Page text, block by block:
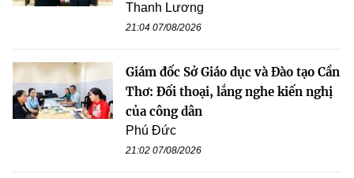
Thanh Lương
21:04 07/08/2026
Giám đốc Sở Giáo dục và Đào tạo Cần
Thơ: Đối thoại, lắng nghe kiến nghị
của công dân
Phú Đức
21:02 07/08/2026